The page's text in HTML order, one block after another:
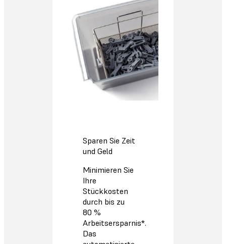
Sparen Sie Zeit
und Geld
Minimieren Sie
Ihre
Stückkosten
durch bis zu
80 %
Arbeitsersparnis*.
Das